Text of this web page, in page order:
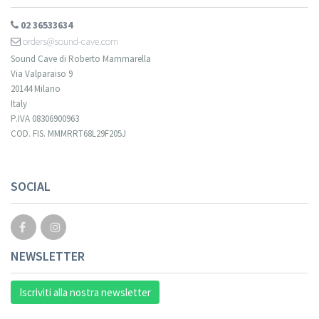
02 36533634
orders@sound-cave.com
Sound Cave di Roberto Mammarella
Via Valparaiso 9
20144 Milano
Italy
P.IVA 08306900963
COD. FIS. MMMRRT68L29F205J
SOCIAL
NEWSLETTER
Iscriviti alla nostra newsletter